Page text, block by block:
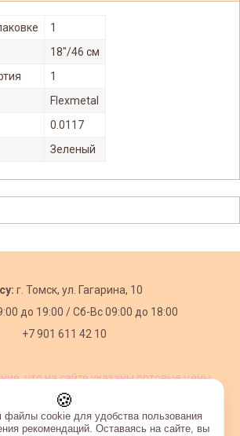
1
18"/46 см
1
Flexmetal
0.0117
Зеленый
г. Томск, ул. Гагарина, 10
до 19:00 /Сб-Вс 09:00 до 18:00
+7 901 611 42 10
что на сайте указаны оптовые цены,
🍪
cookie для удобства пользования
рекомендаций. Оставаясь на сайте, вы